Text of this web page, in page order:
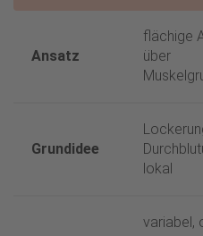
Ansatz
flächige
über
Grundidee
lokal
variabel,